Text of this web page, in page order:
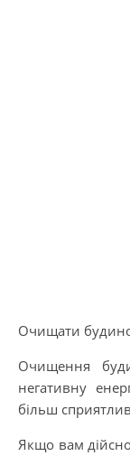
Очищати
Очищення
негативну
більш
Якщо вам